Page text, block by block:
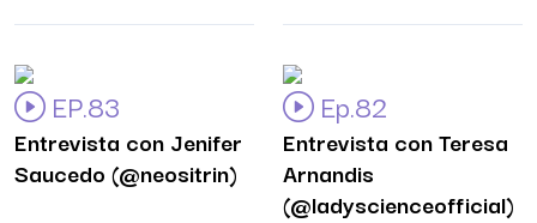
EP.83
Entrevista con Jenifer
Saucedo (@neositrin)
Ep.82
Entrevista con Teresa
Arnandis
(@ladyscienceofficial)